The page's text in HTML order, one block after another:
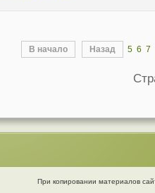
В начало Назад 5 6 7
При копировании материалов